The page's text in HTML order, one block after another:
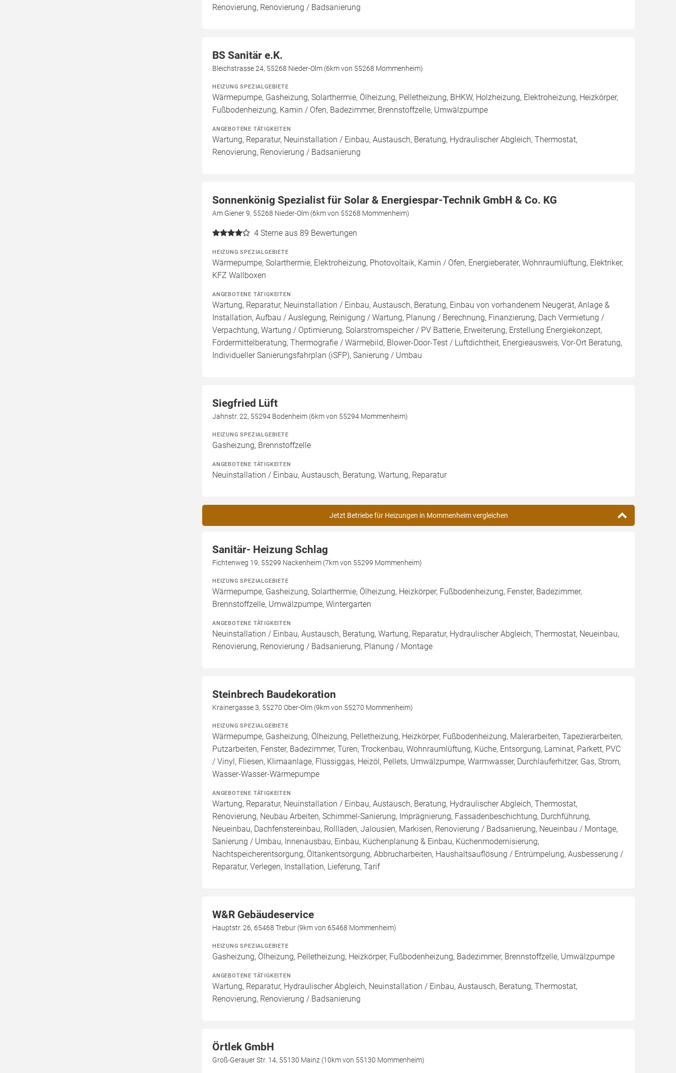
Renovierung, Renovierung / Badsanierung
BS Sanitär e.K.
Bleichstrasse 24, 55268 Nieder-Olm (6km von 55268 Mommenheim)
HEIZUNG SPEZIALGEBIETE
Wärmepumpe, Gasheizung, Solarthermie, Ölheizung, Pelletheizung, BHKW, Holzheizung, Elektroheizung, Heizkörper,
Fußbodenheizung, Kamin / Ofen, Badezimmer, Brennstoffzelle, Umwälzpumpe
ANGEBOTENE TÄTIGKEITEN
Wartung, Reparatur, Neuinstallation / Einbau, Austausch, Beratung, Hydraulischer Abgleich, Thermostat,
Renovierung, Renovierung / Badsanierung
Sonnenkönig Spezialist für Solar & Energiespar-Technik GmbH & Co. KG
Am Giener 9, 55268 Nieder-Olm (6km von 55268 Mommenheim)
4 Sterne aus 89 Bewertungen
HEIZUNG SPEZIALGEBIETE
Wärmepumpe, Solarthermie, Elektroheizung, Photovoltaik, Kamin / Ofen, Energieberater, Wohnraumlüftung, Elektriker,
KFZ Wallboxen
ANGEBOTENE TÄTIGKEITEN
Wartung, Reparatur, Neuinstallation / Einbau, Austausch, Beratung, Einbau von vorhandenem Neugerät, Anlage &
Installation, Aufbau / Auslegung, Reinigung / Wartung, Planung / Berechnung, Finanzierung, Dach Vermietung /
Verpachtung, Wartung / Optimierung, Solarstromspeicher / PV Batterie, Erweiterung, Erstellung Energiekonzept,
Fördermittelberatung, Thermografie / Wärmebild, Blower-Door-Test / Luftdichtheit, Energieausweis, Vor-Ort Beratung,
Individueller Sanierungsfahrplan (iSFP), Sanierung / Umbau
Siegfried Lüft
Jahnstr. 22, 55294 Bodenheim (6km von 55294 Mommenheim)
HEIZUNG SPEZIALGEBIETE
Gasheizung, Brennstoffzelle
ANGEBOTENE TÄTIGKEITEN
Neuinstallation / Einbau, Austausch, Beratung, Wartung, Reparatur
Jetzt Betriebe für Heizungen in Mommenheim vergleichen
Sanitär- Heizung Schlag
Fichtenweg 19, 55299 Nackenheim (7km von 55299 Mommenheim)
HEIZUNG SPEZIALGEBIETE
Wärmepumpe, Gasheizung, Solarthermie, Ölheizung, Heizkörper, Fußbodenheizung, Fenster, Badezimmer,
Brennstoffzelle, Umwälzpumpe, Wintergarten
ANGEBOTENE TÄTIGKEITEN
Neuinstallation / Einbau, Austausch, Beratung, Wartung, Reparatur, Hydraulischer Abgleich, Thermostat, Neueinbau,
Renovierung, Renovierung / Badsanierung, Planung / Montage
Steinbrech Baudekoration
Krainergasse 3, 55270 Ober-Olm (9km von 55270 Mommenheim)
HEIZUNG SPEZIALGEBIETE
Wärmepumpe, Gasheizung, Ölheizung, Pelletheizung, Heizkörper, Fußbodenheizung, Malerarbeiten, Tapezierarbeiten,
Putzarbeiten, Fenster, Badezimmer, Türen, Trockenbau, Wohnraumlüftung, Küche, Entsorgung, Laminat, Parkett, PVC
/ Vinyl, Fliesen, Klimaanlage, Flüssiggas, Heizöl, Pellets, Umwälzpumpe, Warmwasser, Durchlauferhitzer, Gas, Strom,
Wasser-Wasser-Wärmepumpe
ANGEBOTENE TÄTIGKEITEN
Wartung, Reparatur, Neuinstallation / Einbau, Austausch, Beratung, Hydraulischer Abgleich, Thermostat,
Renovierung, Neubau Arbeiten, Schimmel-Sanierung, Imprägnierung, Fassadenbeschichtung, Durchführung,
Neueinbau, Dachfenstereinbau, Rollläden, Jalousien, Markisen, Renovierung / Badsanierung, Neueinbau / Montage,
Sanierung / Umbau, Innenausbau, Einbau, Küchenplanung & Einbau, Küchenmodernisierung,
Nachtspeicherentsorgung, Öltankentsorgung, Abbrucharbeiten, Haushaltsauflösung / Entrümpelung, Ausbesserung /
Reparatur, Verlegen, Installation, Lieferung, Tarif
W&R Gebäudeservice
Hauptstr. 26, 65468 Trebur (9km von 65468 Mommenheim)
HEIZUNG SPEZIALGEBIETE
Gasheizung, Ölheizung, Pelletheizung, Heizkörper, Fußbodenheizung, Badezimmer, Brennstoffzelle, Umwälzpumpe
ANGEBOTENE TÄTIGKEITEN
Wartung, Reparatur, Hydraulischer Abgleich, Neuinstallation / Einbau, Austausch, Beratung, Thermostat,
Renovierung, Renovierung / Badsanierung
Örtlek GmbH
Groß-Gerauer Str. 14, 55130 Mainz (10km von 55130 Mommenheim)